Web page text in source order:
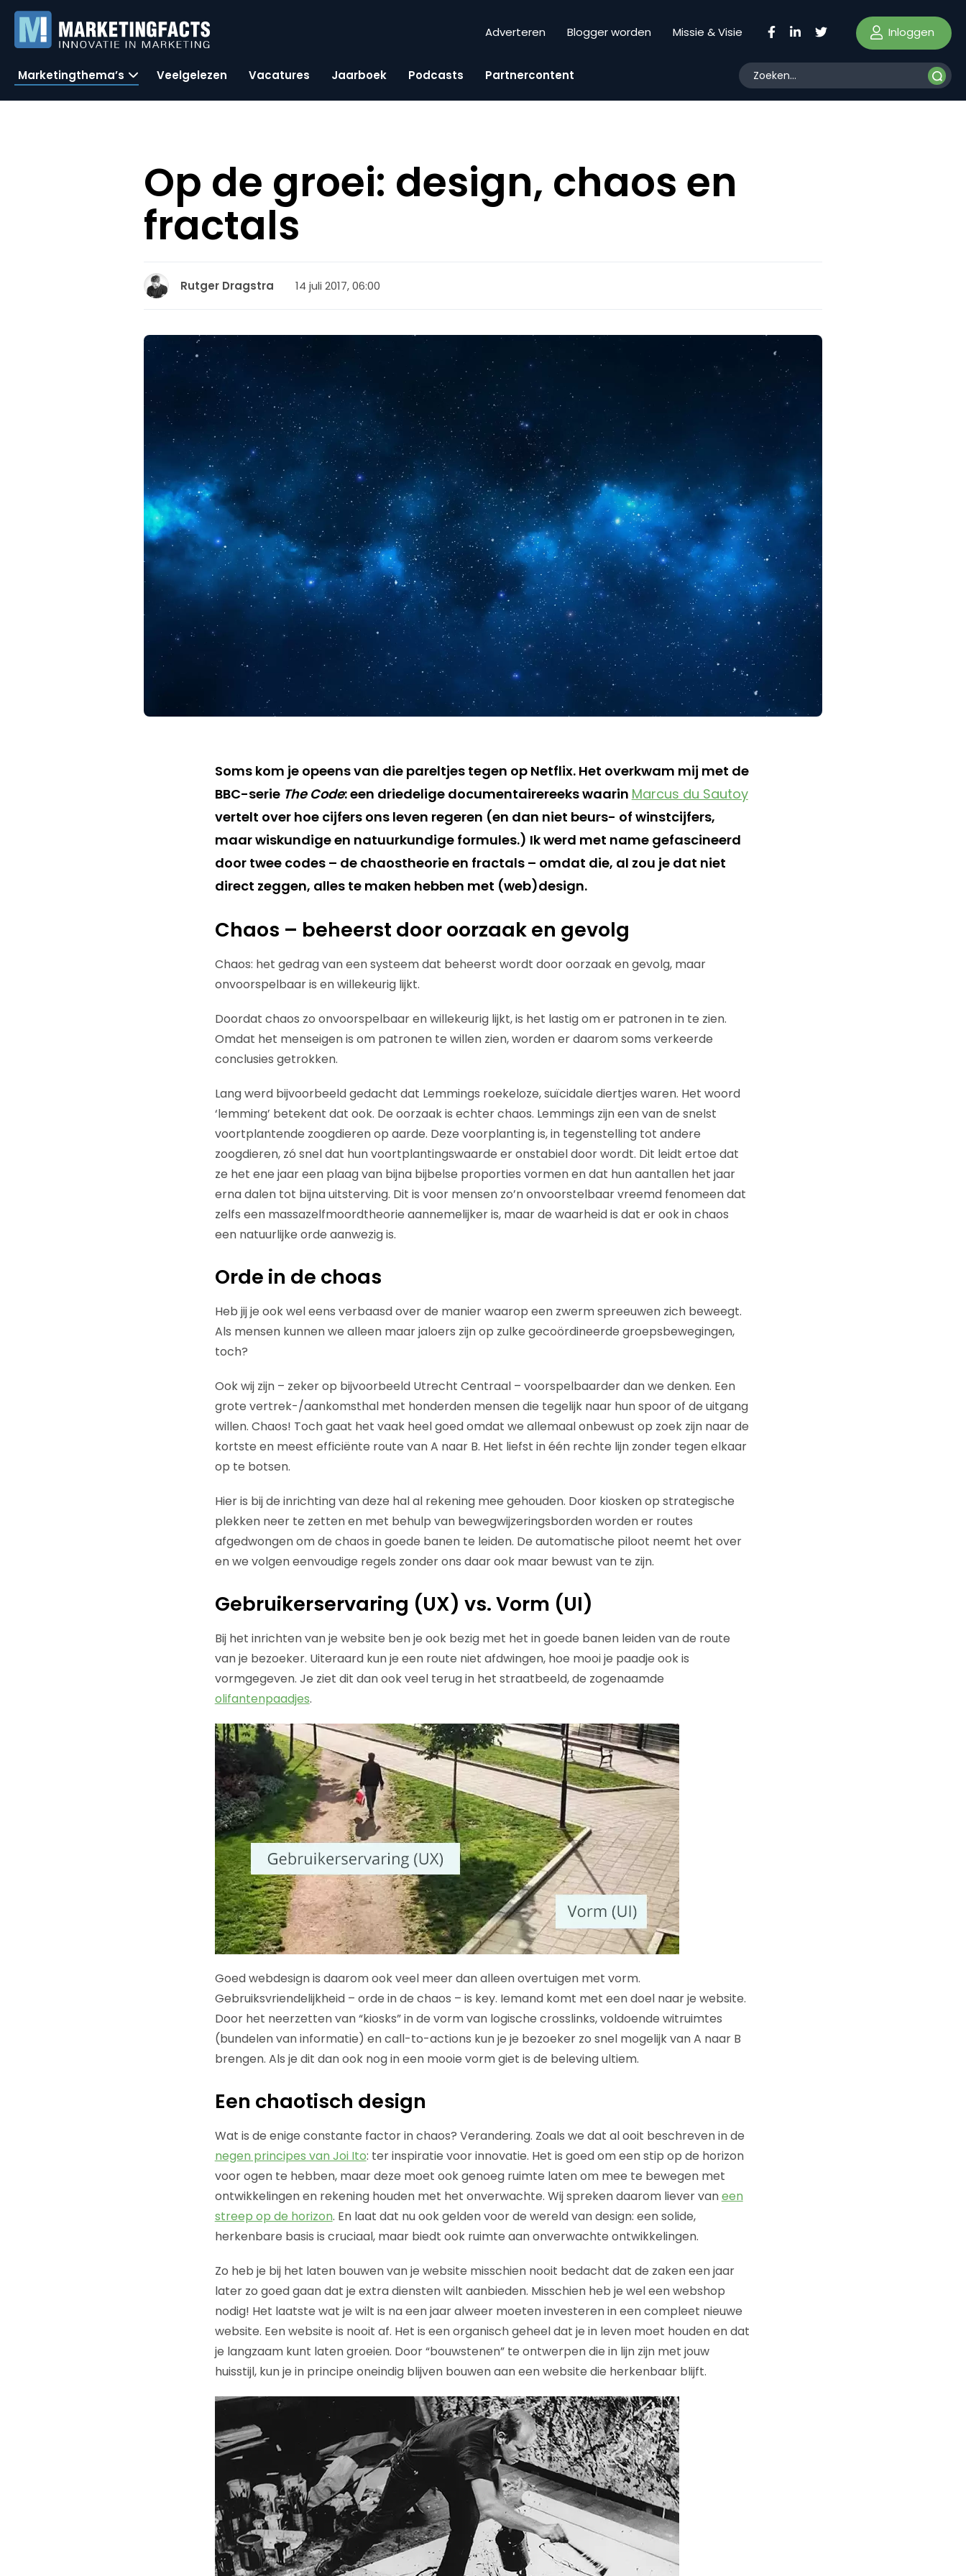
Adverteren Blogger worden Missie & Visie Inloggen
Marketingthema’s Veelgelezen Vacatures Jaarboek Podcasts Partnercontent
Op de groei: design, chaos en
fractals
Rutger Dragstra 14 juli 2017, 06:00
Soms kom je opeens van die pareltjes tegen op Netflix. Het overkwam mij met de
BBC-serie The Code: een driedelige documentairereeks waarin Marcus du Sautoy
vertelt over hoe cijfers ons leven regeren (en dan niet beurs- of winstcijfers,
maar wiskundige en natuurkundige formules.) Ik werd met name gefascineerd
door twee codes – de chaostheorie en fractals – omdat die, al zou je dat niet
direct zeggen, alles te maken hebben met (web)design.
Chaos – beheerst door oorzaak en gevolg
Chaos: het gedrag van een systeem dat beheerst wordt door oorzaak en gevolg, maar
onvoorspelbaar is en willekeurig lijkt.
Doordat chaos zo onvoorspelbaar en willekeurig lijkt, is het lastig om er patronen in te zien.
Omdat het menseigen is om patronen te willen zien, worden er daarom soms verkeerde
conclusies getrokken.
Lang werd bijvoorbeeld gedacht dat Lemmings roekeloze, suïcidale diertjes waren. Het woord
‘lemming’ betekent dat ook. De oorzaak is echter chaos. Lemmings zijn een van de snelst
voortplantende zoogdieren op aarde. Deze voorplanting is, in tegenstelling tot andere
zoogdieren, zó snel dat hun voortplantingswaarde er onstabiel door wordt. Dit leidt ertoe dat
ze het ene jaar een plaag van bijna bijbelse proporties vormen en dat hun aantallen het jaar
erna dalen tot bijna uitsterving. Dit is voor mensen zo’n onvoorstelbaar vreemd fenomeen dat
zelfs een massazelfmoordtheorie aannemelijker is, maar de waarheid is dat er ook in chaos
een natuurlijke orde aanwezig is.
Orde in de choas
Heb jij je ook wel eens verbaasd over de manier waarop een zwerm spreeuwen zich beweegt.
Als mensen kunnen we alleen maar jaloers zijn op zulke gecoördineerde groepsbewegingen,
toch?
Ook wij zijn – zeker op bijvoorbeeld Utrecht Centraal – voorspelbaarder dan we denken. Een
grote vertrek-/aankomsthal met honderden mensen die tegelijk naar hun spoor of de uitgang
willen. Chaos! Toch gaat het vaak heel goed omdat we allemaal onbewust op zoek zijn naar de
kortste en meest efficiënte route van A naar B. Het liefst in één rechte lijn zonder tegen elkaar
op te botsen.
Hier is bij de inrichting van deze hal al rekening mee gehouden. Door kiosken op strategische
plekken neer te zetten en met behulp van bewegwijzeringsborden worden er routes
afgedwongen om de chaos in goede banen te leiden. De automatische piloot neemt het over
en we volgen eenvoudige regels zonder ons daar ook maar bewust van te zijn.
Gebruikerservaring (UX) vs. Vorm (UI)
Bij het inrichten van je website ben je ook bezig met het in goede banen leiden van de route
van je bezoeker. Uiteraard kun je een route niet afdwingen, hoe mooi je paadje ook is
vormgegeven. Je ziet dit dan ook veel terug in het straatbeeld, de zogenaamde
olifantenpaadjes.
Goed webdesign is daarom ook veel meer dan alleen overtuigen met vorm.
Gebruiksvriendelijkheid – orde in de chaos – is key. Iemand komt met een doel naar je website.
Door het neerzetten van “kiosks” in de vorm van logische crosslinks, voldoende witruimtes
(bundelen van informatie) en call-to-actions kun je je bezoeker zo snel mogelijk van A naar B
brengen. Als je dit dan ook nog in een mooie vorm giet is de beleving ultiem.
Een chaotisch design
Wat is de enige constante factor in chaos? Verandering. Zoals we dat al ooit beschreven in de
negen principes van Joi Ito: ter inspiratie voor innovatie. Het is goed om een stip op de horizon
voor ogen te hebben, maar deze moet ook genoeg ruimte laten om mee te bewegen met
ontwikkelingen en rekening houden met het onverwachte. Wij spreken daarom liever vaneen
streep op de horizon. En laat dat nu ook gelden voor de wereld van design: een solide,
herkenbare basis is cruciaal, maar biedt ook ruimte aan onverwachte ontwikkelingen.
Zo heb je bij het laten bouwen van je website misschien nooit bedacht dat de zaken een jaar
later zo goed gaan dat je extra diensten wilt aanbieden. Misschien heb je wel een webshop
nodig! Het laatste wat je wilt is na een jaar alweer moeten investeren in een compleet nieuwe
website. Een website is nooit af. Het is een organisch geheel dat je in leven moet houden en dat
je langzaam kunt laten groeien. Door “bouwstenen” te ontwerpen die in lijn zijn met jouw
huisstijl, kun je in principe oneindig blijven bouwen aan een website die herkenbaar blijft.